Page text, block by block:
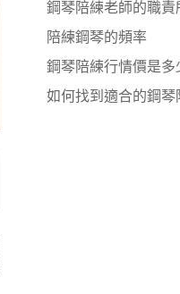
鋼琴陪練老師的職責
陪練鋼琴的頻率
鋼琴陪練行情價是多
如何找到適合的鋼琴